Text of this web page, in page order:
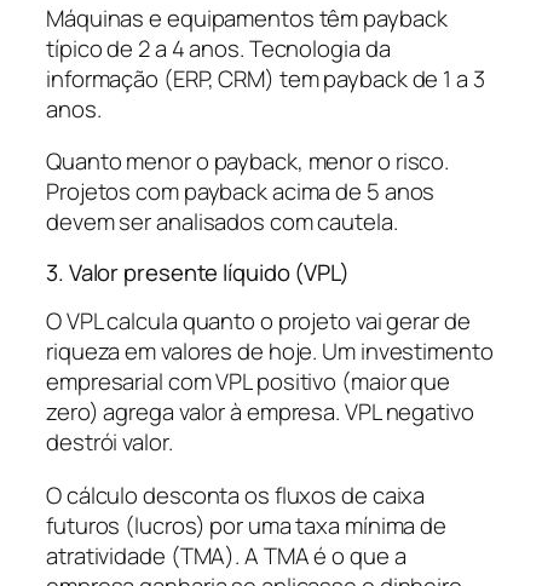
Máquinas e equipamentos têm payback
típico de 2 a 4 anos. Tecnologia da
informação (ERP, CRM) tem payback de 1 a 3
anos.
Quanto menor o payback, menor o risco.
Projetos com payback acima de 5 anos
devem ser analisados com cautela.
3. Valor presente líquido (VPL)
O VPL calcula quanto o projeto vai gerar de
riqueza em valores de hoje. Um investimento
empresarial com VPL positivo (maior que
zero) agrega valor à empresa. VPL negativo
destrói valor.
O cálculo desconta os fluxos de caixa
futuros (lucros) por uma taxa mínima de
atratividade (TMA). A TMA é o que a